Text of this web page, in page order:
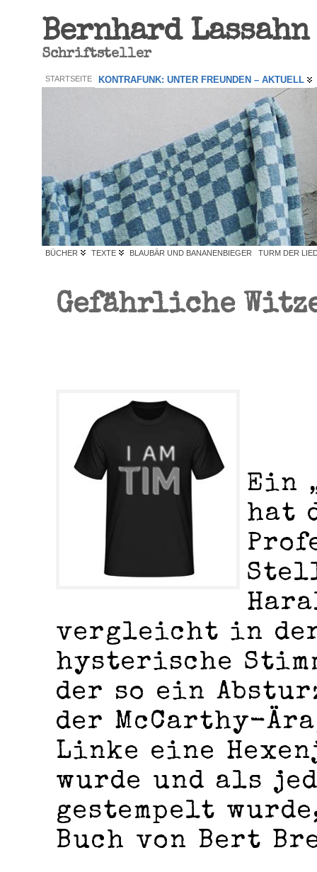
Bernhard Lassahn
Schriftsteller
STARTSEITE KONTRAFUNK: UNTER FREUNDEN – AKTUELL
BÜCHER TEXTE BLAUBÄR UND BANANENBIEGER TURM DER
Gefährliche
Ein
hat
vergleicht in
hysterische
der so ein
der McCarthy-
Linke eine
wurde und als
gestempelt
Buch von Bert